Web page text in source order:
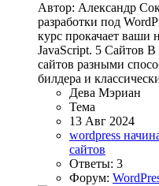
Автор: Александр
разработки под
курс прокачает ваши
JavaScript. 5 Сайтов В
сайтов разными
билдера и
Дева Мэриан
Тема
13 Авг 2024
wordpress
сайтов
Ответы: 3
Форум: